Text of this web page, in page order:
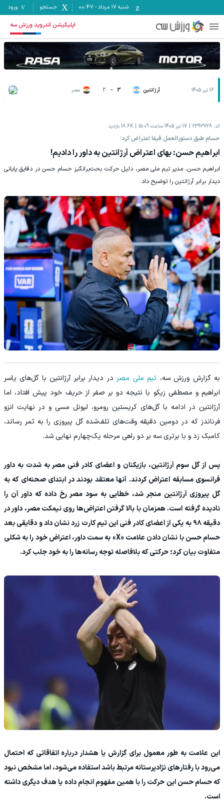
شنبه ۱۷ مرداد -
00:47 جستجو ورود
اپلیکیشن اندروید ورزش سه
16 تیر 1405 آرژانتین 3
-
2 مصر
کد: 2393728 17 تیر 1405 ساعت 15:09 18.6K بازدید
حسام طبق دستورالعمل فیفا اعتراض کرد؛
ابراهیم حسن: بهای اعتراض آرژانتین به داور را دادیم!
ابراهیم حسن، مدیر تیم ملی مصر، دلیل حرکت بحث‌برانگیز حسام حسن در دقایق پایانی
دیدار برابر آرژانتین را توضیح داد.
به گزارش ورزش سه، تیم ملی مصر در دیدار برابر آرژانتین با گل‌های یاسر
ابراهیم و مصطفی زیکو با نتیجه دو بر صفر از حریف خود پیش افتاد، اما
آرژانتین در ادامه با گل‌های کریستین رومرو، لیونل مسی و در نهایت انزو
فرناندز که در دومین دقیقه وقت‌های تلف‌شده گل پیروزی را به ثمر رساند،
کامبک زد و با برتری سه بر دو راهی مرحله یک‌چهارم نهایی شد.
پس از گل سوم آرژانتین، بازیکنان و اعضای کادر فنی مصر به شدت به داور
فرانسوی مسابقه اعتراض کردند. آنها معتقد بودند در ابتدای صحنه‌ای که به
گل پیروزی آرژانتین منجر شد، خطایی به سود مصر رخ داده که داور آن را
نادیده گرفته است. همزمان با بالا گرفتن اعتراض‌ها روی نیمکت مصر، داور در
دقیقه ۹۸ به یکی از اعضای کادر فنی این تیم کارت زرد نشان داد و دقایقی بعد
حسام حسن با نشان دادن علامت «X» به سمت داور، اعتراض خود را به شکلی
متفاوت بیان کرد؛ حرکتی که بلافاصله توجه رسانه‌ها را به خود جلب کرد.
این علامت به طور معمول برای گزارش یا هشدار درباره اتفاقاتی که احتمال
می‌رود با رفتارهای نژادپرستانه مرتبط باشد استفاده می‌شود، اما مشخص نبود
که حسام حسن این حرکت را با همین مفهوم انجام داده یا هدف دیگری داشته
است.